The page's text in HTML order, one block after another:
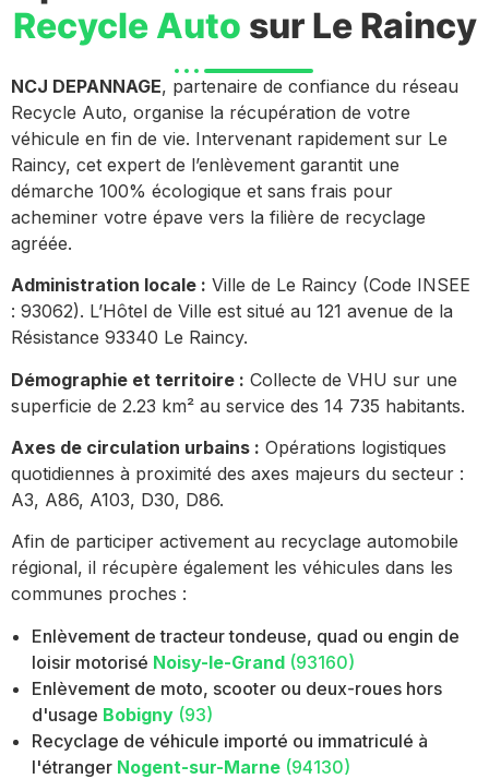
Recycle Auto sur Le Raincy
NCJ DEPANNAGE, partenaire de confiance du réseau
Recycle Auto, organise la récupération de votre
véhicule en fin de vie. Intervenant rapidement sur Le
Raincy, cet expert de l’enlèvement garantit une
démarche 100% écologique et sans frais pour
acheminer votre épave vers la filière de recyclage
agréée.
Administration locale : Ville de Le Raincy (Code INSEE
: 93062). L’Hôtel de Ville est situé au 121 avenue de la
Résistance 93340 Le Raincy.
Démographie et territoire : Collecte de VHU sur une
superficie de 2.23 km² au service des 14 735 habitants.
Axes de circulation urbains : Opérations logistiques
quotidiennes à proximité des axes majeurs du secteur :
A3, A86, A103, D30, D86.
Afin de participer activement au recyclage automobile
régional, il récupère également les véhicules dans les
communes proches :
Enlèvement de tracteur tondeuse, quad ou engin de
loisir motorisé Noisy-le-Grand (93160)
Enlèvement de moto, scooter ou deux-roues hors
d'usage Bobigny (93)
Recyclage de véhicule importé ou immatriculé à
l'étranger Nogent-sur-Marne (94130)